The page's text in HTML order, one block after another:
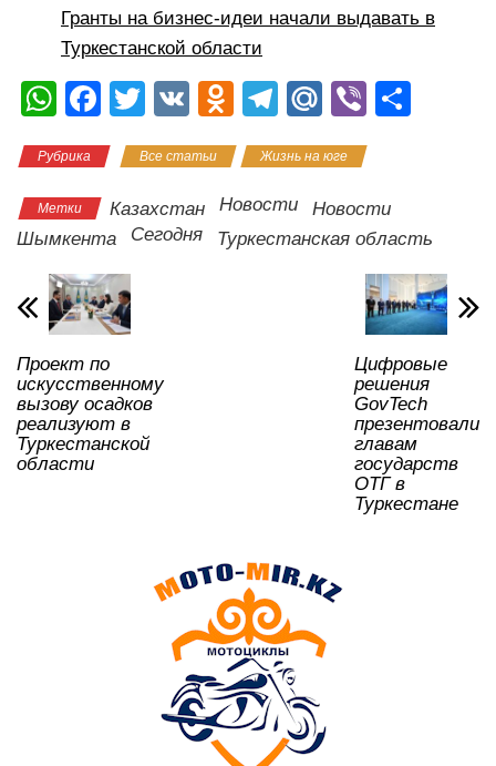
Гранты на бизнес-идеи начали выдавать в
Туркестанской области
W
at
s
A
p
p
F
c
e
b
o
o
k
T
tt
er
V
O
n
o
kl
T
e
gr
a
M
.R
u
Vi
в
и
ть
Рубрика Все статьи Жизнь на юге
Метки Казахстан Новости
Новости
Шымкента
Сегодня Туркестанская область
Проект по
искусственному
вызову осадков
реализуют в
Туркестанской
области
Цифровые
решения
GovTech
презентовали
главам
государств
ОТГ в
Туркестане